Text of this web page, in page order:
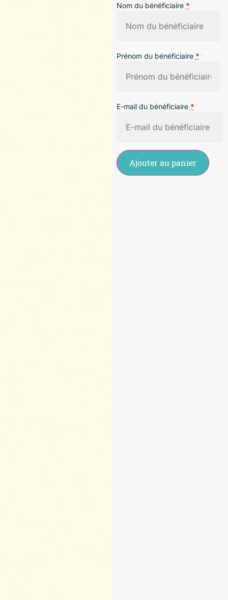
Nom du bénéficiaire *
Prénom du bénéficiaire *
E-mail du bénéficiaire *
Ajouter au panier